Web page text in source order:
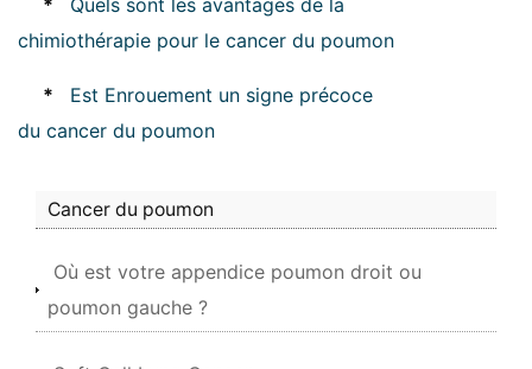
*
Quels sont les avantages de la
chimiothérapie pour le cancer du poumon
*
Est Enrouement un signe précoce
du cancer du poumon
Cancer du poumon
Où est votre appendice poumon droit ou
poumon gauche ?